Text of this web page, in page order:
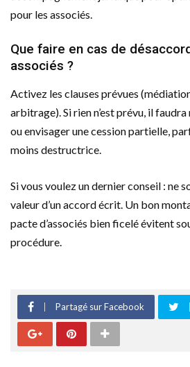
pour les associés.
Que faire en cas de
associés ?
Activez les clauses prévues
arbitrage). Si rien n’est prévu, il
ou envisager une cession partielle,
moins destructrice.
Si vous voulez un dernier conseil : ne
valeur d’un accord écrit. Un bon
pacte d’associés bien ficelé évitent
procédure.
Partagé sur Facebook